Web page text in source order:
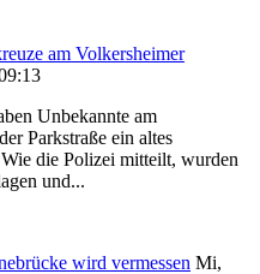
am Volkersheimer
Unbekannte am
Parkstraße ein altes
die Polizei mitteilt, wurden
und...
wird vermessen Mi,